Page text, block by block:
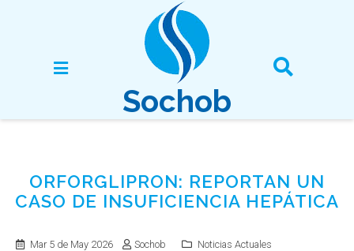
Sochob
ORFORGLIPRON: REPORTAN UN
CASO DE INSUFICIENCIA HEPÁTICA
Mar 5 de May 2026 Sochob Noticias Actuales